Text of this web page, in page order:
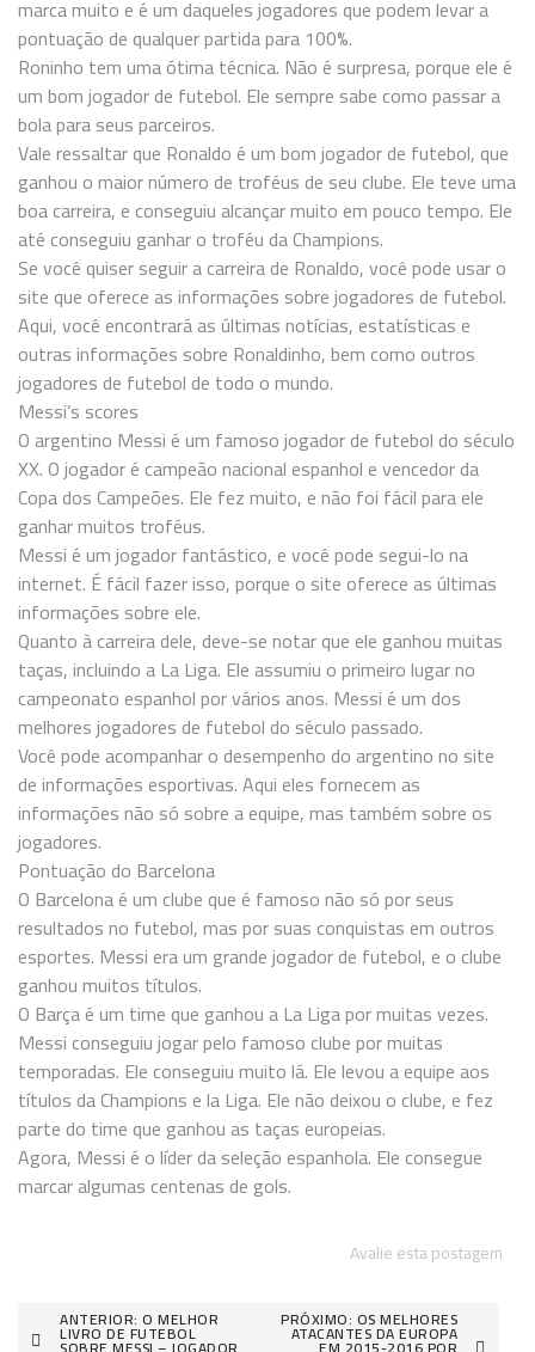
marca muito e é um daqueles jogadores que podem levar a
pontuação de qualquer partida para 100%.
Roninho tem uma ótima técnica. Não é surpresa, porque ele é
um bom jogador de futebol. Ele sempre sabe como passar a
bola para seus parceiros.
Vale ressaltar que Ronaldo é um bom jogador de futebol, que
ganhou o maior número de troféus de seu clube. Ele teve uma
boa carreira, e conseguiu alcançar muito em pouco tempo. Ele
até conseguiu ganhar o troféu da Champions.
Se você quiser seguir a carreira de Ronaldo, você pode usar o
site que oferece as informações sobre jogadores de futebol.
Aqui, você encontrará as últimas notícias, estatísticas e
outras informações sobre Ronaldinho, bem como outros
jogadores de futebol de todo o mundo.
Messi’s scores
O argentino Messi é um famoso jogador de futebol do século
XX. O jogador é campeão nacional espanhol e vencedor da
Copa dos Campeões. Ele fez muito, e não foi fácil para ele
ganhar muitos troféus.
Messi é um jogador fantástico, e você pode segui-lo na
internet. É fácil fazer isso, porque o site oferece as últimas
informações sobre ele.
Quanto à carreira dele, deve-se notar que ele ganhou muitas
taças, incluindo a La Liga. Ele assumiu o primeiro lugar no
campeonato espanhol por vários anos. Messi é um dos
melhores jogadores de futebol do século passado.
Você pode acompanhar o desempenho do argentino no site
de informações esportivas. Aqui eles fornecem as
informações não só sobre a equipe, mas também sobre os
jogadores.
Pontuação do Barcelona
O Barcelona é um clube que é famoso não só por seus
resultados no futebol, mas por suas conquistas em outros
esportes. Messi era um grande jogador de futebol, e o clube
ganhou muitos títulos.
O Barça é um time que ganhou a La Liga por muitas vezes.
Messi conseguiu jogar pelo famoso clube por muitas
temporadas. Ele conseguiu muito lá. Ele levou a equipe aos
títulos da Champions e la Liga. Ele não deixou o clube, e fez
parte do time que ganhou as taças europeias.
Agora, Messi é o líder da seleção espanhola. Ele consegue
marcar algumas centenas de gols.
Avalie esta postagem
Navegação
ANTERIOR: O MELHOR
LIVRO DE FUTEBOL
PRÓXIMO: OS MELHORES
ATACANTES DA EUROPA